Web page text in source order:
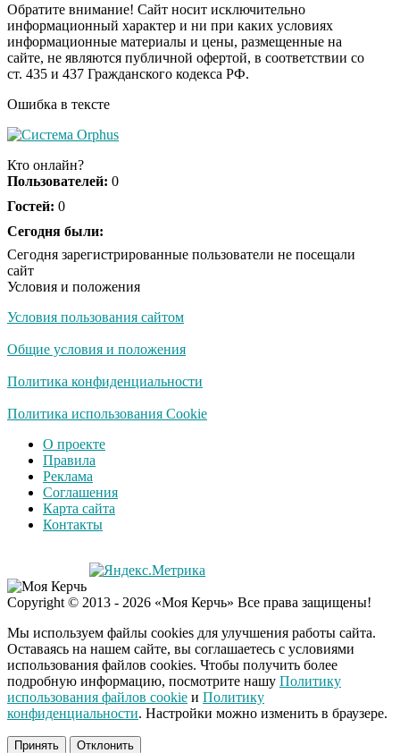
i
Ролик из Омска: вы
будете смеяться долго
Ржу не переставая, это
Скрытая камера на
люди вытворяют, когда
Ролик длится
смеяться вы будете
Королева вагона
оставит равнодушным
Экс-бойфренд дочери
Борисовой душил ее
из-за макарон
Обратите внимание! Сайт носит исключительно
информационный характер и ни при каких условиях
информационные материалы и цены, размещенные на
сайте, не являются публичной офертой, в соответствии со
ст. 435 и 437 Гражданского кодекса РФ.
Ошибка в тексте
Кто онлайн?
Пользователей: 0
Гостей: 0
Сегодня были:
Сегодня зарегистрированные пользователи не посещали
сайт
Условия и положения
Условия пользования сайтом
Общие условия и положения
Политика конфиденциальности
Политика использования Cookie
О проекте
Правила
Реклама
Соглашения
Карта сайта
Контакты
Copyright © 2013 - 2026 «Моя Керчь» Все права защищены!
Мы используем файлы cookies для улучшения работы сайта.
Оставаясь на нашем сайте, вы соглашаетесь с условиями
использования файлов cookies. Чтобы получить более
подробную информацию, посмотрите нашу Политику
использования файлов cookie и Политику
конфиденциальности. Настройки можно изменить в браузере.
Принять Отклонить